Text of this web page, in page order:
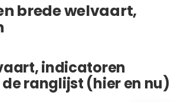
brede welvaart,
indicatoren
ranglijst (hier en nu)